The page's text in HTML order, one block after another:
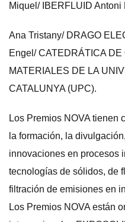
Miquel/ IBERFLUID Antoni
Ana Tristany/ DRAGO
Engel/ CATEDRÁTICA
MATERIALES DE LA
CATALUNYA (UPC).
Los Premios NOVA tienen
la formación, la
innovaciones en procesos
tecnologías de sólidos, de
filtración de emisiones en
Los Premios NOVA están